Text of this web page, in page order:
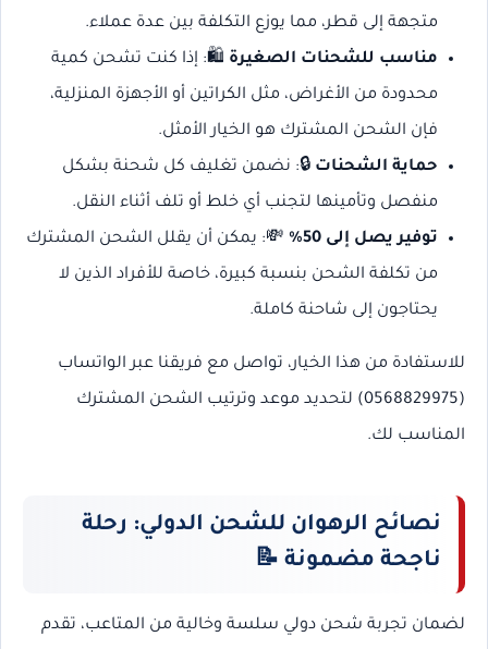
متجهة إلى قطر، مما يوزع التكلفة بين عدة عملاء.
مناسب للشحنات الصغيرة 🛍️: إذا كنت تشحن كمية
محدودة من الأغراض، مثل الكراتين أو الأجهزة المنزلية،
فإن الشحن المشترك هو الخيار الأمثل.
حماية الشحنات 🔒: نضمن تغليف كل شحنة بشكل
منفصل وتأمينها لتجنب أي خلط أو تلف أثناء النقل.
توفير يصل إلى 50%
💸: يمكن أن يقلل الشحن المشترك
من تكلفة الشحن بنسبة كبيرة، خاصة للأفراد الذين لا
يحتاجون إلى شاحنة كاملة.
للاستفادة من هذا الخيار، تواصل مع فريقنا عبر الواتساب
(0568829975) لتحديد موعد وترتيب الشحن المشترك
المناسب لك.
نصائح الرهوان للشحن الدولي: رحلة
ناجحة مضمونة 📝
لضمان تجربة شحن دولي سلسة وخالية من المتاعب، تقدم